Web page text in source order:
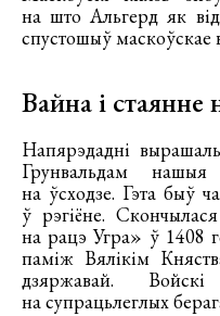
на што Альгерд як
спустошыў маскоўскае
Вайна і
Напярэдадні
Грунвальдам нашыя
на ўсходзе. Гэта быў
ў рэгіёне.
на рацэ Угра» ў 1408
паміж Вялікім
дзяржавай.
на супрацьлеглых